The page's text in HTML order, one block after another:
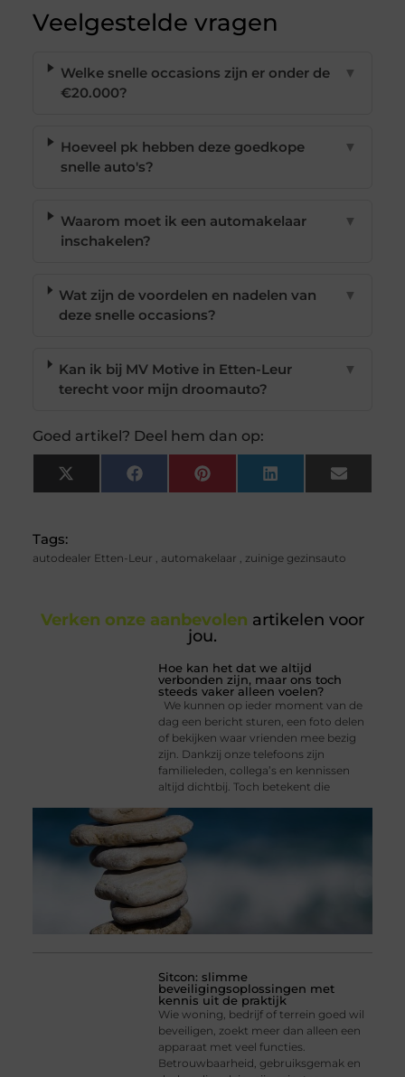
Veelgestelde vragen
Welke snelle occasions zijn er onder de
€20.000?
▼
Hoeveel pk hebben deze goedkope
snelle auto's?
▼
Waarom moet ik een automakelaar
inschakelen?
▼
Wat zijn de voordelen en nadelen van
deze snelle occasions?
▼
Kan ik bij MV Motive in Etten-Leur
terecht voor mijn droomauto?
▼
Goed artikel? Deel hem dan op:
X
(Twitter)
FacebookPinterest LinkedIn Email
Tags:
autodealer Etten-Leur , automakelaar , zuinige gezinsauto
Verken onze aanbevolen artikelen voor
jou.
Hoe kan het dat we altijd
verbonden zijn, maar ons toch
steeds vaker alleen voelen?
We kunnen op ieder moment van de
dag een bericht sturen, een foto delen
of bekijken waar vrienden mee bezig
zijn. Dankzij onze telefoons zijn
familieleden, collega’s en kennissen
altijd dichtbij. Toch betekent die
Sitcon: slimme
beveiligingsoplossingen met
kennis uit de praktijk
Wie woning, bedrijf of terrein goed wil
beveiligen, zoekt meer dan alleen een
apparaat met veel functies.
Betrouwbaarheid, gebruiksgemak en